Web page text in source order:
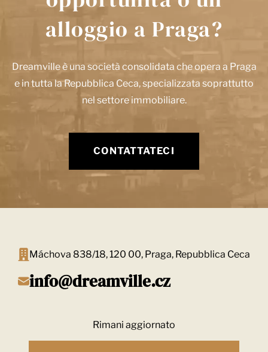
alloggio a Praga?
Dreamville è una società consolidata che opera a Praga
e in tutta la Repubblica Ceca, specializzata soprattutto
nel settore immobiliare.
CONTATTATECI
Máchova 838/18, 120 00, Praga, Repubblica Ceca
info@dreamville.cz
Rimani aggiornato